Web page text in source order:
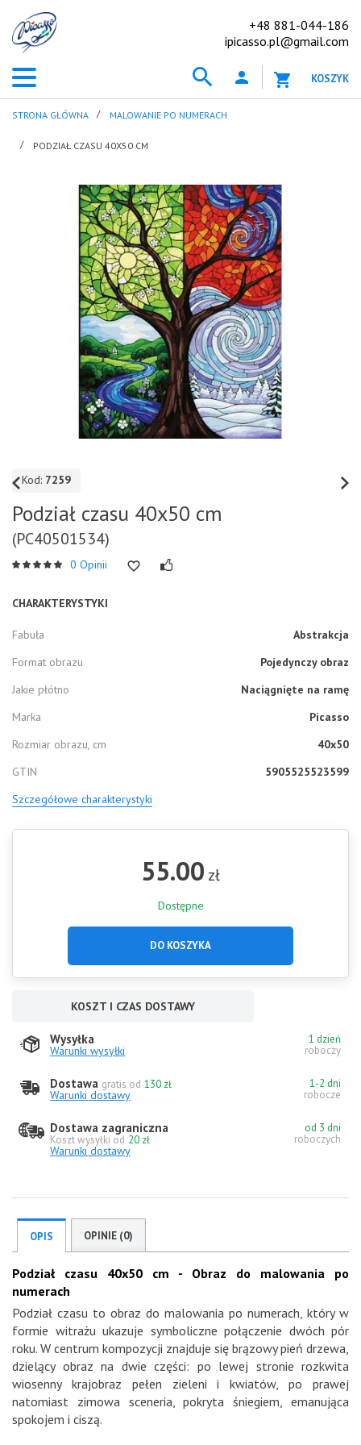
+48 881-044-186
ipicasso.pl@gmail.com
KOSZYK
STRONA GŁÓWNA MALOWANIE PO NUMERACH
PODZIAŁ CZASU 40X50 CM
Kod: 7259
Podział czasu 40x50 cm
(PC40501534)
0 Opinii
CHARAKTERYSTYKI
Fabuła
Abstrakcja
Format obrazu
Pojedynczy obraz
Jakie płótno
Naciągnięte na ramę
Marka
Picasso
Rozmiar obrazu, cm
40x50
GTIN
5905525523599
Szczegółowe charakterystyki
55.00 zł
Dostępne
DO KOSZYKA
KOSZT I CZAS DOSTAWY
Wysyłka
Warunki wysyłki
1 dzień
roboczy
Dostawa gratis od 130 zł
Warunki dostawy
1-2 dni
robocze
Dostawa zagraniczna
Koszt wysyłki od 20 zł
Warunki dostawy
od 3 dni
roboczych
OPIS OPINIE (0)
Podział czasu 40x50 cm - Obraz do malowania po
numerach
Podział czasu to obraz do malowania po numerach, który w
formie witrażu ukazuje symboliczne połączenie dwóch pór
roku. W centrum kompozycji znajduje się brązowy pień drzewa,
dzielący obraz na dwie części: po lewej stronie rozkwita
wiosenny krajobraz pełen zieleni i kwiatów, po prawej
natomiast zimowa sceneria, pokryta śniegiem, emanująca
spokojem i ciszą.